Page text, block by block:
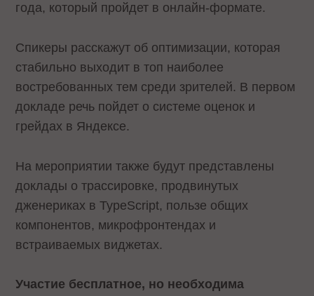
года, который пройдет в онлайн-формате.
Спикеры расскажут об оптимизации, которая
стабильно выходит в топ наиболее
востребованных тем среди зрителей. В первом
докладе речь пойдет о системе оценок и
грейдах в Яндексе.
На мероприятии также будут представлены
доклады о трассировке, продвинутых
дженериках в TypeScript, пользе общих
компонентов, микрофронтендах и
встраиваемых виджетах.
Участие бесплатное, но необходима